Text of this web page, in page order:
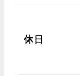
休日